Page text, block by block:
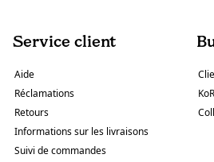
Service client
Aide
Réclamations
Retours
Informations sur les livraisons
Suivi de commandes